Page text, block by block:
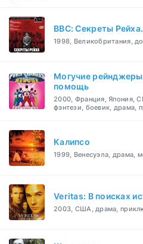
BBC: Секреты
1998, Великобритания,
Могучие
помощь
2000, Франция, Япония,
фэнтези, боевик, драма,
Калипсо
1999, Венесуэла, драма,
Veritas: В поисках
2003, США, драма,